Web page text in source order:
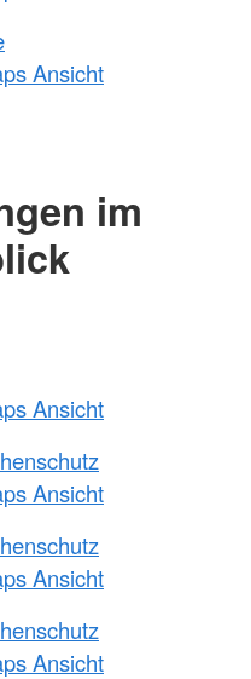
Ansicht
im
Ansicht
Ansicht
Ansicht
Ansicht